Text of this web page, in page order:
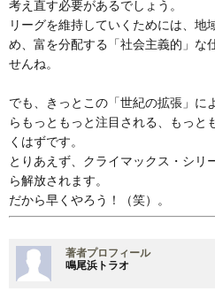
考え直す必要があるでしょう。
リーグを維持していくためには、地
め、富を分配する「社会主義的」な
せんね。
でも、きっとこの「世紀の拡張」に
らもっともっと注目される、もっと
くはずです。
とりあえず、クライマックス・シリ
ら解放されます。
だから早くやろう！（笑）。
著者プロフィール
鳴尾浜トラオ